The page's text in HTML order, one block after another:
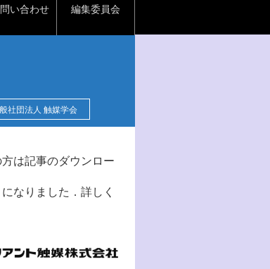
い合わせ 編集委員会
社団法人 触媒学会
は記事のダウンロー
なりました．詳しく